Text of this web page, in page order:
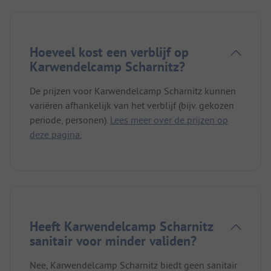
volgende dag na onze terugkeer nog de tent op te
zetten.
Hoeveel kost een verblijf op
Karwendelcamp Scharnitz?
De prijzen voor Karwendelcamp Scharnitz kunnen
variëren afhankelijk van het verblijf (bijv. gekozen
periode, personen). Lees meer over de prijzen op
deze pagina.
Heeft Karwendelcamp Scharnitz
sanitair voor minder validen?
Nee, Karwendelcamp Scharnitz biedt geen sanitair